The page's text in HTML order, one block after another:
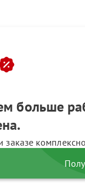
больше
заказе